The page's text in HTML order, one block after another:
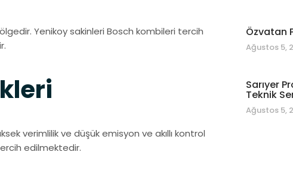
Yenikoy sakinleri Bosch kombileri tercih
verimlilik ve düşük emisyon ve akıllı kontrol
edilmektedir.
Özvatan
Ağustos 5,
Sarıyer
Teknik
Ağustos 5,